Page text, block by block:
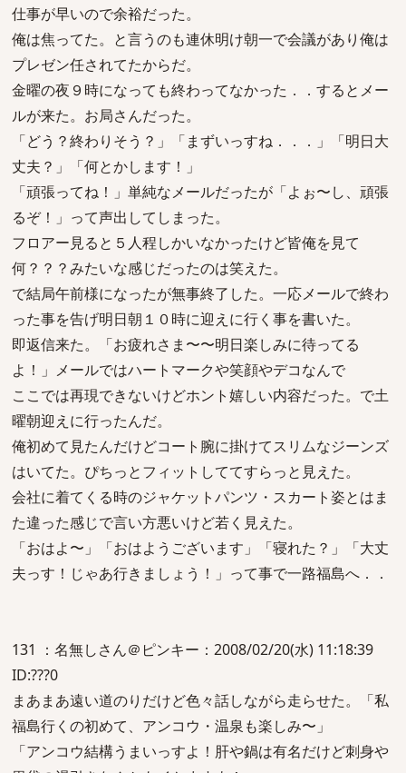
仕事が早いので余裕だった。
俺は焦ってた。と言うのも連休明け朝一で会議があり俺は
プレゼン任されてたからだ。
金曜の夜９時になっても終わってなかった．．するとメー
ルが来た。お局さんだった。
「どう？終わりそう？」「まずいっすね．．．」「明日大
丈夫？」「何とかします！」
「頑張ってね！」単純なメールだったが「よぉ〜し、頑張
るぞ！」って声出してしまった。
フロアー見ると５人程しかいなかったけど皆俺を見て
何？？？みたいな感じだったのは笑えた。
で結局午前様になったが無事終了した。一応メールで終わ
った事を告げ明日朝１０時に迎えに行く事を書いた。
即返信来た。「お疲れさま〜〜明日楽しみに待ってる
よ！」メールではハートマークや笑顔やデコなんで
ここでは再現できないけどホント嬉しい内容だった。で土
曜朝迎えに行ったんだ。
俺初めて見たんだけどコート腕に掛けてスリムなジーンズ
はいてた。ぴちっとフィットしててすらっと見えた。
会社に着てくる時のジャケットパンツ・スカート姿とはま
た違った感じで言い方悪いけど若く見えた。
「おはよ〜」「おはようございます」「寝れた？」「大丈
夫っす！じゃあ行きましょう！」って事で一路福島へ．．
131 ：名無しさん＠ピンキー：2008/02/20(水) 11:18:39
ID:???0
まあまあ遠い道のりだけど色々話しながら走らせた。「私
福島行くの初めて、アンコウ・温泉も楽しみ〜」
「アンコウ結構うまいっすよ！肝や鍋は有名だけど刺身や